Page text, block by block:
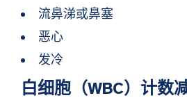
流鼻涕或鼻塞
恶心
发冷
白细胞（WBC）计数